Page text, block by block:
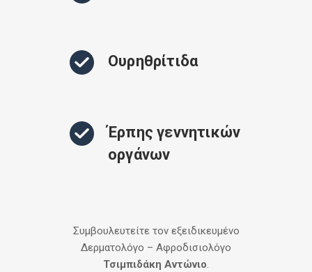
Ουρηθρίτιδα
Έρπης γεννητικών
οργάνων
Συμβουλευτείτε τον εξειδικευμένο
Δερματολόγο – Αφροδισιολόγο
Τσιμπιδάκη Αντώνιο.